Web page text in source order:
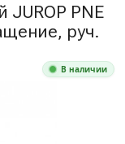
JUROP PNE
руч.
В наличии